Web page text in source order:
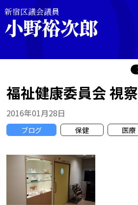
新宿区議会議員
小野裕次郎
福祉健康委員会 視察
2016年01月28日
ブログ 保健 医療